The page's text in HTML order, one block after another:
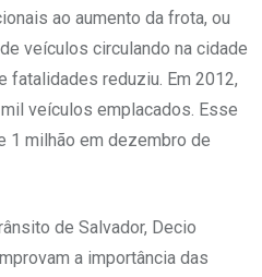
ao aumento da frota, ou
veículos circulando na cidade
fatalidades reduziu. Em 2012,
veículos emplacados. Esse
1 milhão em dezembro de
de Salvador, Decio
a importância das